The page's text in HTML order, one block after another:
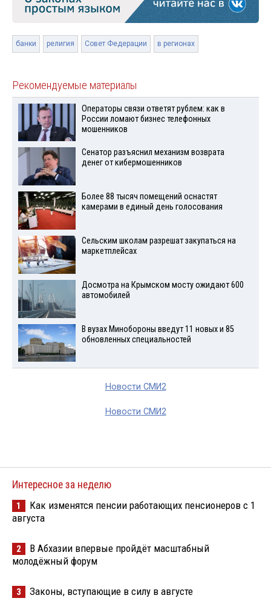
банки религия Совет Федерации в регионах
Рекомендуемые материалы
Операторы связи ответят рублем: как в
России ломают бизнес телефонных
мошенников
Сенатор разъяснил механизм возврата
денег от кибермошенников
Более 88 тысяч помещений оснастят
камерами в единый день голосования
Сельским школам разрешат закупаться на
маркетплейсах
Досмотра на Крымском мосту ожидают 600
автомобилей
В вузах Минобороны введут 11 новых и 85
обновленных специальностей
Новости СМИ2
Новости СМИ2
Интересное за неделю
1
Как изменятся пенсии работающих пенсионеров с 1
августа
2
В Абхазии впервые пройдёт масштабный
молодёжный форум
3 Законы, вступающие в силу в августе